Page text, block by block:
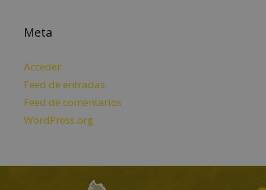
Meta
Acceder
Feed de entradas
Feed de comentarios
WordPress.org